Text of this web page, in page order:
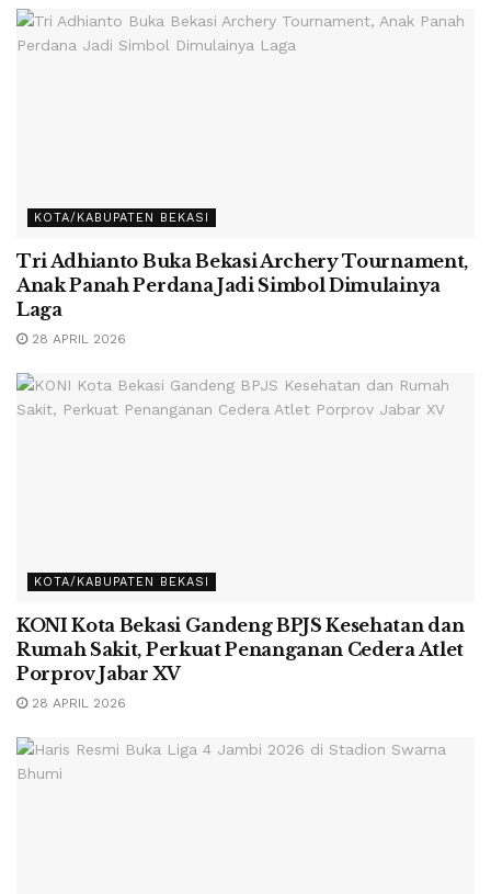
KOTA/KABUPATEN BEKASI
Tri Adhianto Buka Bekasi Archery Tournament,
Anak Panah Perdana Jadi Simbol Dimulainya
Laga
28 APRIL 2026
KOTA/KABUPATEN BEKASI
KONI Kota Bekasi Gandeng BPJS Kesehatan dan
Rumah Sakit, Perkuat Penanganan Cedera Atlet
Porprov Jabar XV
28 APRIL 2026